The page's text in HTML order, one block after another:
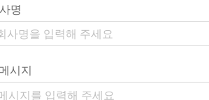
명
메시지